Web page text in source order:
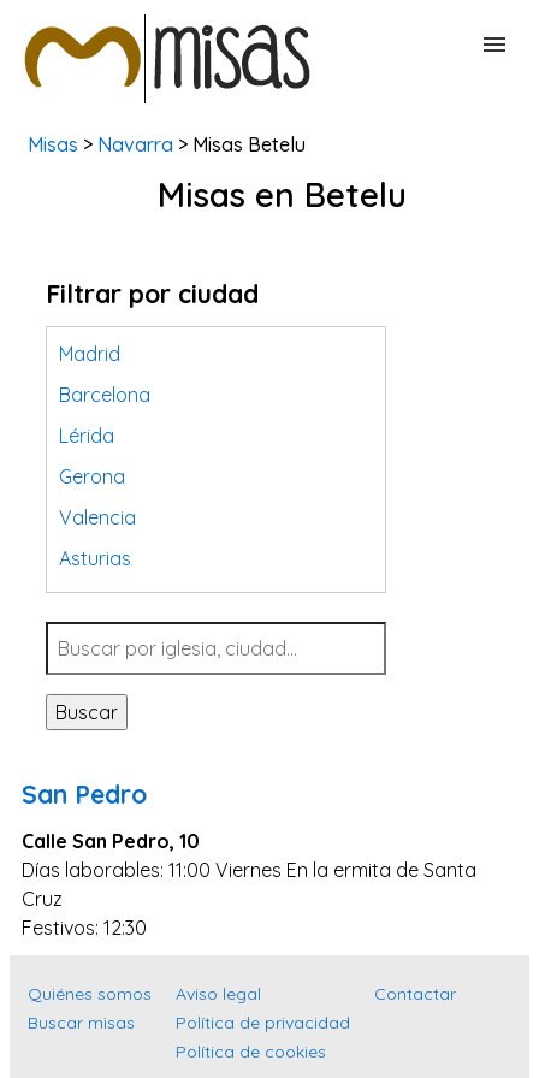
BUSCAR MISAS
Misas > Navarra > Misas Betelu
Misas en Betelu
Filtrar por ciudad
Madrid
Barcelona
Lérida
Gerona
Valencia
Asturias
Tarragona
Navarra
Valladolid
Sevilla
Santa Cruz de Tenerife
Cantabria
Las Palmas
Buscar
San Pedro
Calle San Pedro, 10
Días laborables: 11:00 Viernes En la ermita de Santa
Cruz
Festivos: 12:30
Quiénes somos
Buscar misas
Aviso legal
Política de privacidad
Política de cookies
Contactar